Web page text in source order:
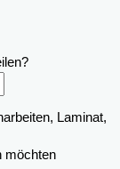
Laminat,
möchten